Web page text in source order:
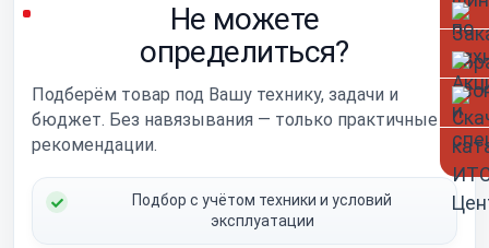
Не можете
определиться?
Подберём товар под Вашу технику, задачи и
бюджет. Без навязывания — только практичные
рекомендации.
Подбор с учётом техники и условий
эксплуатации